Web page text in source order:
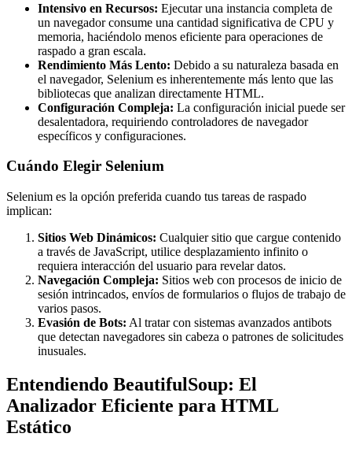
Intensivo en Recursos: Ejecutar una instancia completa de
un navegador consume una cantidad significativa de CPU y
memoria, haciéndolo menos eficiente para operaciones de
raspado a gran escala.
Rendimiento Más Lento: Debido a su naturaleza basada en
el navegador, Selenium es inherentemente más lento que las
bibliotecas que analizan directamente HTML.
Configuración Compleja: La configuración inicial puede ser
desalentadora, requiriendo controladores de navegador
específicos y configuraciones.
Cuándo Elegir Selenium
Selenium es la opción preferida cuando tus tareas de raspado
implican:
Sitios Web Dinámicos: Cualquier sitio que cargue contenido
a través de JavaScript, utilice desplazamiento infinito o
requiera interacción del usuario para revelar datos.
Navegación Compleja: Sitios web con procesos de inicio de
sesión intrincados, envíos de formularios o flujos de trabajo de
varios pasos.
Evasión de Bots: Al tratar con sistemas avanzados antibots
que detectan navegadores sin cabeza o patrones de solicitudes
inusuales.
Entendiendo BeautifulSoup: El
Analizador Eficiente para HTML
Estático